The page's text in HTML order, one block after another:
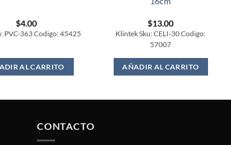
$4.00
PVC-363 Codigo: 45425
AL CARRITO
$13.00
Klintek Sku: CELI-30 Codigo:
57007
AÑADIR AL CARRITO
CONTACTO